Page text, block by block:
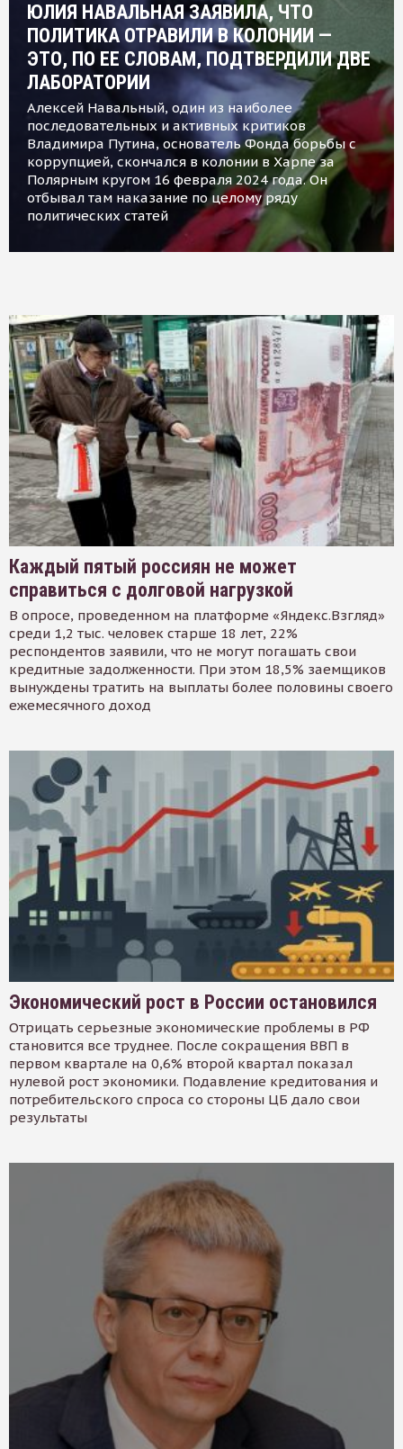
ЮЛИЯ НАВАЛЬНАЯ ЗАЯВИЛА, ЧТО
ПОЛИТИКА ОТРАВИЛИ В КОЛОНИИ —
ЭТО, ПО ЕЕ СЛОВАМ, ПОДТВЕРДИЛИ ДВЕ
ЛАБОРАТОРИИ
Алексей Навальный, один из наиболее
последовательных и активных критиков
Владимира Путина, основатель Фонда борьбы с
коррупцией, скончался в колонии в Харпе за
Полярным кругом 16 февраля 2024 года. Он
отбывал там наказание по целому ряду
политических статей
Каждый пятый россиян не может
справиться с долговой нагрузкой
В опросе, проведенном на платформе «Яндекс.Взгляд»
среди 1,2 тыс. человек старше 18 лет, 22%
респондентов заявили, что не могут погашать свои
кредитные задолженности. При этом 18,5% заемщиков
вынуждены тратить на выплаты более половины своего
ежемесячного доход
Экономический рост в России остановился
Отрицать серьезные экономические проблемы в РФ
становится все труднее. После сокращения ВВП в
первом квартале на 0,6% второй квартал показал
нулевой рост экономики. Подавление кредитования и
потребительского спроса со стороны ЦБ дало свои
результаты